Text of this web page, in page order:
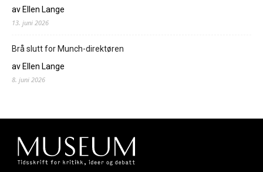
av Ellen Lange
13. juni 2026
Brå slutt for Munch-direktøren
av Ellen Lange
8. juni 2026